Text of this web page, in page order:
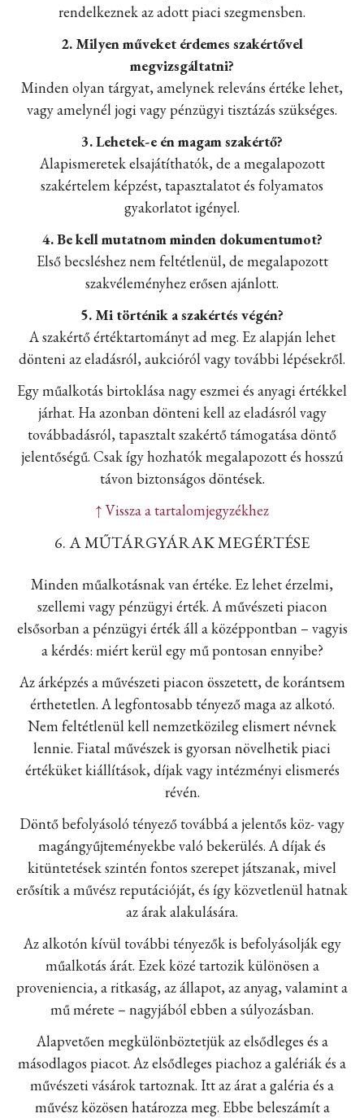
rendelkeznek az adott piaci szegmensben.
2. Milyen műveket érdemes szakértővel
megvizsgáltatni?
Minden olyan tárgyat, amelynek releváns értéke lehet,
vagy amelynél jogi vagy pénzügyi tisztázás szükséges.
3. Lehetek-e én magam szakértő?
Alapismeretek elsajátíthatók, de a megalapozott
szakértelem képzést, tapasztalatot és folyamatos
gyakorlatot igényel.
4. Be kell mutatnom minden dokumentumot?
Első becsléshez nem feltétlenül, de megalapozott
szakvéleményhez erősen ajánlott.
5. Mi történik a szakértés végén?
A szakértő értéktartományt ad meg. Ez alapján lehet
dönteni az eladásról, aukcióról vagy további lépésekről.
Egy műalkotás birtoklása nagy eszmei és anyagi értékkel
járhat. Ha azonban dönteni kell az eladásról vagy
továbbadásról, tapasztalt szakértő támogatása döntő
jelentőségű. Csak így hozhatók megalapozott és hosszú
távon biztonságos döntések.
↑ Vissza a tartalomjegyzékhez
6. A MŰTÁRGYÁRAK MEGÉRTÉSE
Minden műalkotásnak van értéke. Ez lehet érzelmi,
szellemi vagy pénzügyi érték. A művészeti piacon
elsősorban a pénzügyi érték áll a középpontban – vagyis
a kérdés: miért kerül egy mű pontosan ennyibe?
Az árképzés a művészeti piacon összetett, de korántsem
érthetetlen. A legfontosabb tényező maga az alkotó.
Nem feltétlenül kell nemzetközileg elismert névnek
lennie. Fiatal művészek is gyorsan növelhetik piaci
értéküket kiállítások, díjak vagy intézményi elismerés
révén.
Döntő befolyásoló tényező továbbá a jelentős köz- vagy
magángyűjteményekbe való bekerülés. A díjak és
kitüntetések szintén fontos szerepet játszanak, mivel
erősítik a művész reputációját, és így közvetlenül hatnak
az árak alakulására.
Az alkotón kívül további tényezők is befolyásolják egy
műalkotás árát. Ezek közé tartozik különösen a
proveniencia, a ritkaság, az állapot, az anyag, valamint a
mű mérete – nagyjából ebben a súlyozásban.
Alapvetően megkülönböztetjük az elsődleges és a
másodlagos piacot. Az elsődleges piachoz a galériák és a
művészeti vásárok tartoznak. Itt az árat a galéria és a
művész közösen határozza meg. Ebbe beleszámít a